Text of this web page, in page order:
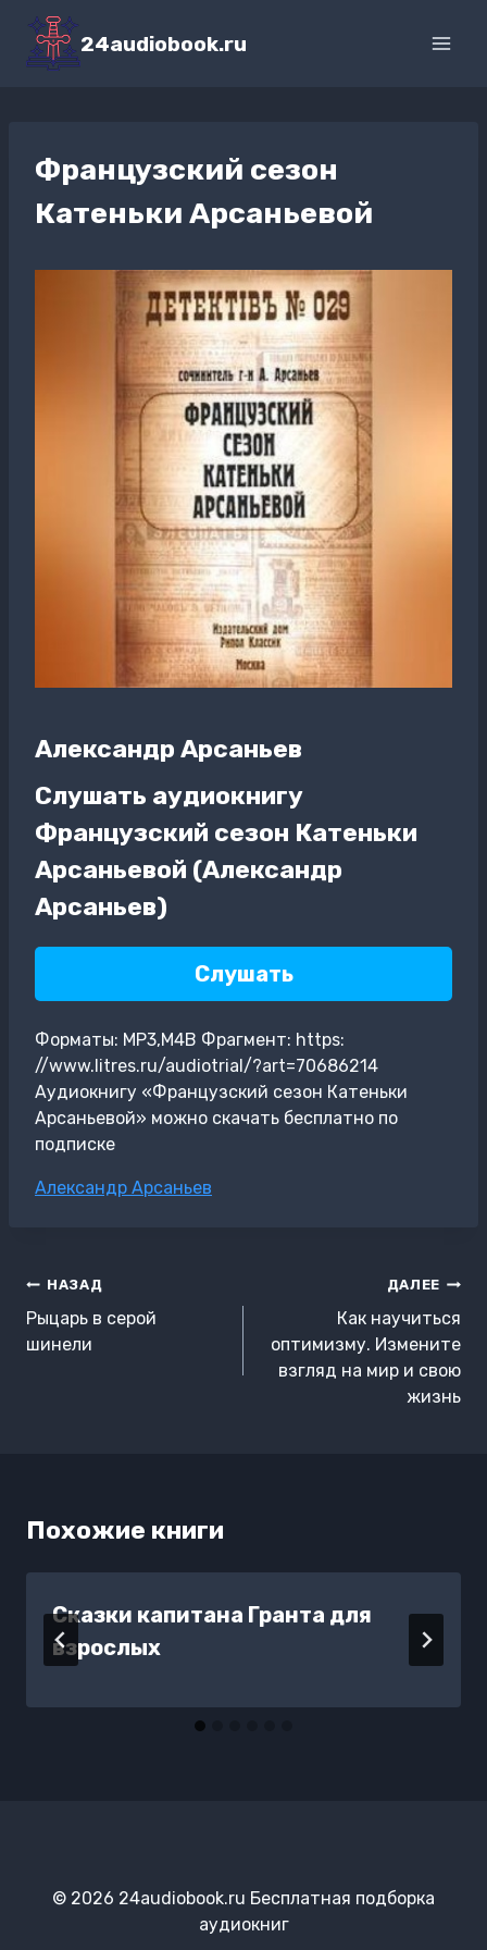
Перейти
содержимому
24audiobook.ru
Французский сезон
Катеньки Арсаньевой
Александр Арсаньев
Слушать аудиокнигу
Французский сезон Катеньки
Арсаньевой (Александр
Арсаньев)
Слушать
Форматы: MP3,M4B Фрагмент: https:
//www.litres.ru/audiotrial/?art=70686214
Аудиокнигу «Французский сезон Катеньки
Арсаньевой» можно скачать бесплатно по
подписке
Метки
Александр Арсаньев
Навигация
по
записям
НАЗАД
Рыцарь в серой
шинели
ДАЛЕЕ
Как научиться
оптимизму. Измените
взгляд на мир и свою
жизнь
Похожие книги
Сказки капитана Гранта для
взрослых
© 2026 24audiobook.ru Бесплатная подборка
аудиокниг